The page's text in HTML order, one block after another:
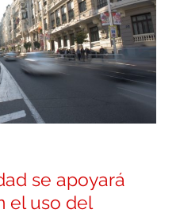
se apoyará
el uso del